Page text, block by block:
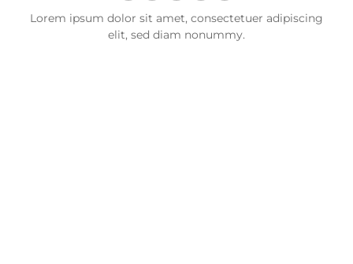
Lorem ipsum dolor sit amet, consectetuer adipiscing
elit, sed diam nonummy.